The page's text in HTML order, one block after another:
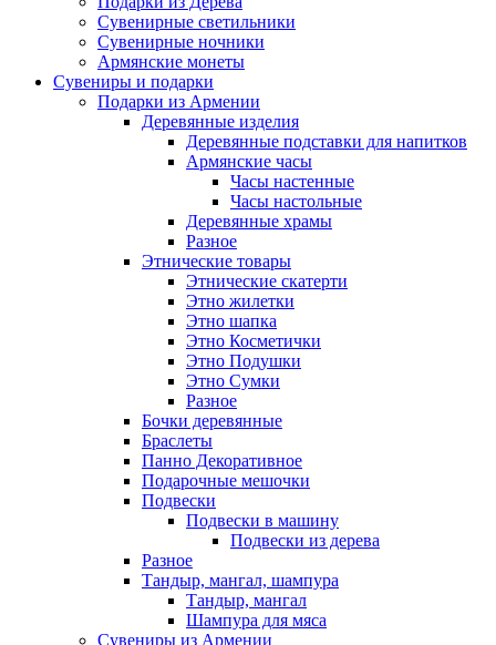
Сувенирные светильники
Сувенирные ночники
Армянские монеты
Сувениры и подарки
Подарки из Армении
Деревянные изделия
Деревянные подставки для напитков
Армянские часы
Часы настенные
Часы настольные
Деревянные храмы
Разное
Этнические товары
Этнические скатерти
Этно жилетки
Этно шапка
Этно Косметички
Этно Подушки
Этно Сумки
Разное
Бочки деревянные
Браслеты
Панно Декоративное
Подарочные мешочки
Подвески
Подвески в машину
Подвески из дерева
Разное
Тандыр, мангал, шампура
Тандыр, мангал
Шампура для мяса
Сувениры из Армении